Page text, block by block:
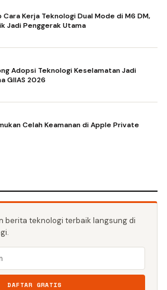
Cara Kerja Teknologi Dual Mode di M6 DM,
Jadi Penggerak Utama
Adopsi Teknologi Keselamatan Jadi
GIIAS 2026
Celah Keamanan di Apple Private
berita teknologi terbaik langsung di
DAFTAR GRATIS